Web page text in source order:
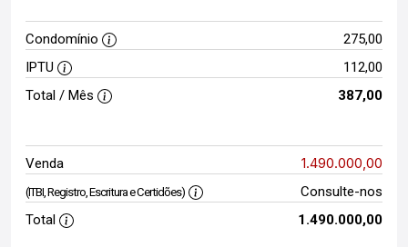
Condomínio
275,00
IPTU
112,00
Total / Mês
387,00
Venda 1.490.000,00
(ITBI, Registro, Escritura e Certidões)
Consulte-nos
Total
1.490.000,00